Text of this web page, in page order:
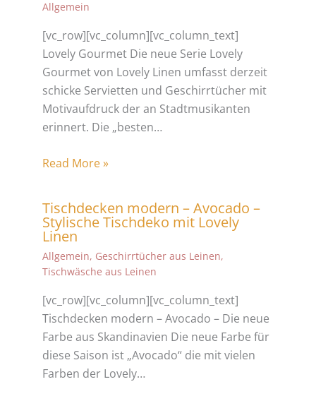
Allgemein
[vc_row][vc_column][vc_column_text]
Lovely Gourmet Die neue Serie Lovely
Gourmet von Lovely Linen umfasst derzeit
schicke Servietten und Geschirrtücher mit
Motivaufdruck der an Stadtmusikanten
erinnert. Die „besten…
Read More »
Tischdecken modern – Avocado –
Stylische Tischdeko mit Lovely
Linen
Allgemein, Geschirrtücher aus Leinen,
Tischwäsche aus Leinen
[vc_row][vc_column][vc_column_text]
Tischdecken modern – Avocado – Die neue
Farbe aus Skandinavien Die neue Farbe für
diese Saison ist „Avocado“ die mit vielen
Farben der Lovely…